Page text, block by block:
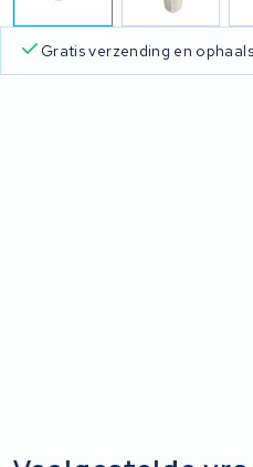
Gratis verzending en